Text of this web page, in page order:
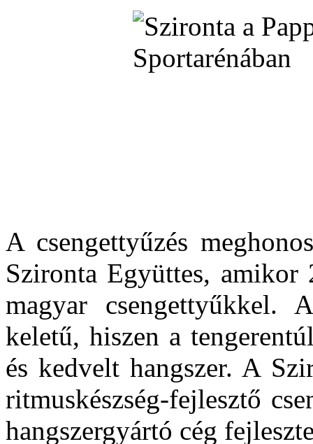
A csengettyűzés
Szironta Együttes, amikor
magyar csengettyűkkel.
keletű, hiszen a
és kedvelt hangszer. A
ritmuskészség-fejlesztő
hangszergyártó cég